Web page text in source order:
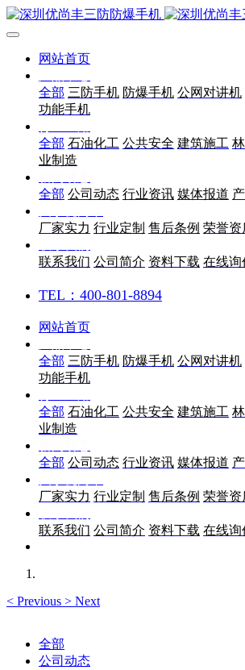
网站首页
全部 三防手机 防爆手机 公网对讲机
功能手机
全部 石油化工 公共安全 建筑施工
业制造
全部 公司动态 行业资讯 媒体报道
厂家实力 行业定制 售后条例 荣誉资
联系我们 公司简介 资料下载 在线询
TEL：400-801-8894
网站首页
全部 三防手机 防爆手机 公网对讲机
功能手机
全部 石油化工 公共安全 建筑施工
业制造
全部 公司动态 行业资讯 媒体报道
厂家实力 行业定制 售后条例 荣誉资
联系我们 公司简介 资料下载 在线询
< Previous > Next
全部
公司动态